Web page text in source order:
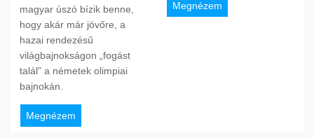
magyar úszó bízik benne,
hogy akár már jövőre, a
hazai rendezésű
világbajnokságon „fogást
talál” a németek olimpiai
bajnokán.
Megnézem
Megnézem